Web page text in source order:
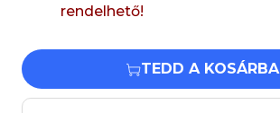
rendelhető!
TEDD A KOSÁRBA